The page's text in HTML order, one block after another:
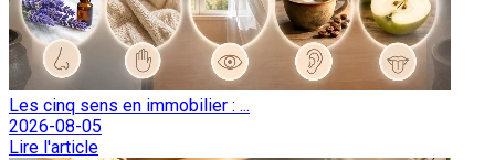
Les cinq sens en immobilier : ...
2026-08-05
Lire l'article